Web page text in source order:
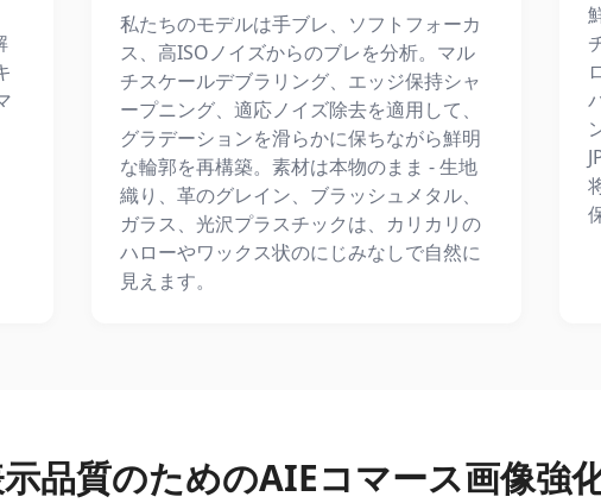
私たちのモデルは手ブレ、ソフトフォーカ
ス、高ISOノイズからのブレを分析。マル
チスケールデブラリング、エッジ保持シャ
ープニング、適応ノイズ除去を適用して、
グラデーションを滑らかに保ちながら鮮明
な輪郭を再構築。素材は本物のまま - 生地
織り、革のグレイン、ブラッシュメタル、
ガラス、光沢プラスチックは、カリカリの
ハローやワックス状のにじみなしで自然に
見えます。
品質のためのAIEコマース画像強